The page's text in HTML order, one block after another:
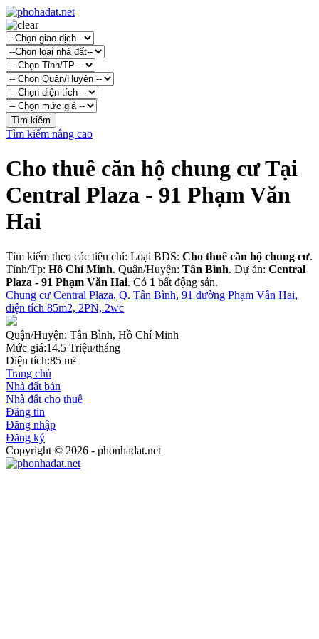
Tìm kiếm nâng cao
Cho thuê căn hộ chung cư Tại
Central Plaza - 91 Phạm Văn
Hai
Tìm kiếm theo các tiêu chí: Loại BDS: Cho thuê căn hộ chung cư.
Tỉnh/Tp: Hồ Chí Minh. Quận/Huyện: Tân Bình. Dự án: Central
Plaza - 91 Phạm Văn Hai. Có 1 bất động sản.
Chung cư Central Plaza, Q. Tân Bình, 91 đường Phạm Vân Hai,
diện tích 85m2, 2PN, 2wc
Quận/Huyện: Tân Bình, Hồ Chí Minh
Mức giá:14.5 Triệu/tháng
Diện tích:85 m²
Trang chủ
Nhà đất bán
Nhà đất cho thuê
Đăng tin
Đăng nhập
Đăng ký
Copyright © 2026 - phonhadat.net